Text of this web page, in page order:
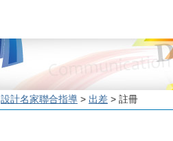
設計名家聯合指導 > 出差 > 註冊